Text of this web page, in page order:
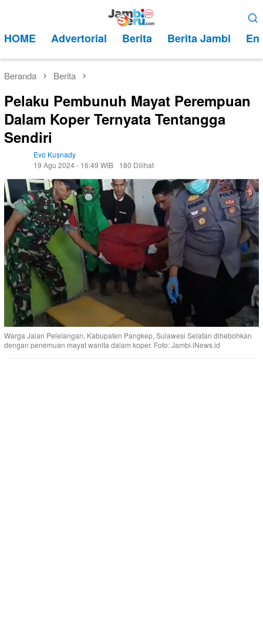
kontenMobile
HOME Advertorial Berita Berita Jambi
Beranda Berita
Pelaku Pembunuh Mayat Perempuan
Dalam Koper Ternyata Tentangga
Sendiri
Evo Kusnady
19 Agu 2024 - 16:49 WIB
180 Dilihat
Warga Jalan Pelelangan, Kabupaten Pangkep, Sulawesi Selatan dihebohkan
dengan penemuan mayat wanita dalam koper. Foto: Jambi.iNews.id